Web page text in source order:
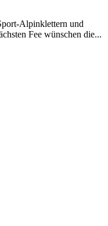
Alpinklettern und
Fee wünschen die...